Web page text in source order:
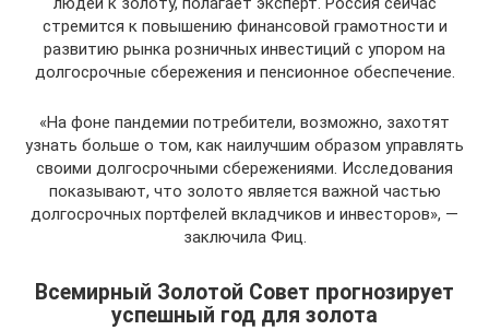
стремится к повышению финансовой грамотности и
развитию рынка розничных инвестиций с упором на
долгосрочные сбережения и пенсионное обеспечение.
«На фоне пандемии потребители, возможно, захотят
узнать больше о том, как наилучшим образом управлять
своими долгосрочными сбережениями. Исследования
показывают, что золото является важной частью
долгосрочных портфелей вкладчиков и инвесторов», —
заключила Фиц.
Всемирный Золотой Совет прогнозирует
успешный год для золота